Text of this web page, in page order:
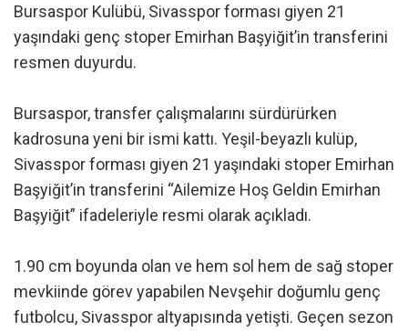
Bursaspor Kulübü, Sivasspor forması giyen 21
yaşındaki genç stoper Emirhan Başyiğit’in transferini
resmen duyurdu.
Bursaspor, transfer çalışmalarını sürdürürken
kadrosuna yeni bir ismi kattı. Yeşil-beyazlı kulüp,
Sivasspor forması giyen 21 yaşındaki stoper Emirhan
Başyiğit’in transferini “Ailemize Hoş Geldin Emirhan
Başyiğit” ifadeleriyle resmi olarak açıkladı.
1.90 cm boyunda olan ve hem sol hem de sağ stoper
mevkiinde görev yapabilen Nevşehir doğumlu genç
futbolcu, Sivasspor altyapısında yetişti. Geçen sezon